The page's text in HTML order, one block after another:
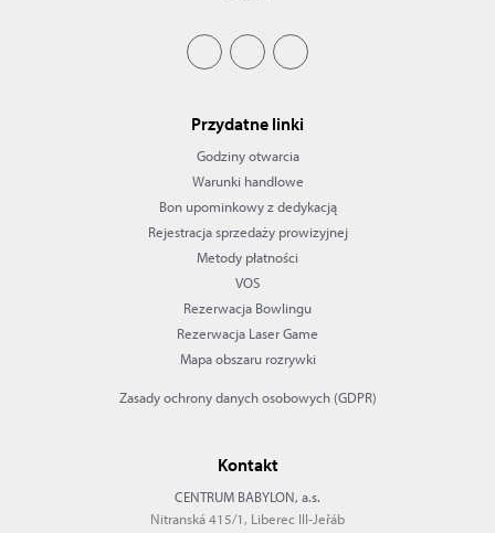
Przydatne linki
Godziny otwarcia
Warunki handlowe
Bon upominkowy z dedykacją
Rejestracja sprzedaży prowizyjnej
Metody płatności
VOS
Rezerwacja Bowlingu
Rezerwacja Laser Game
Mapa obszaru rozrywki
Zasady ochrony danych osobowych (GDPR)
Kontakt
CENTRUM BABYLON, a.s.
Nitranská 415/1, Liberec III-Jeřáb